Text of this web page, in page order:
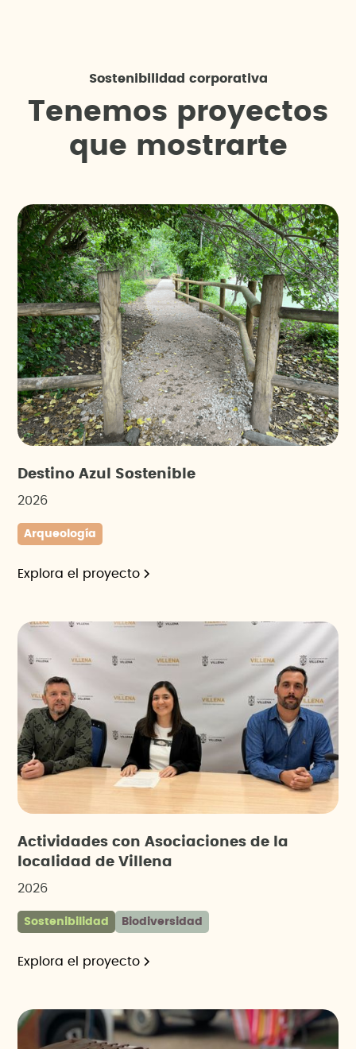
Sostenibilidad corporativa
Tenemos proyectos
que mostrarte
Destino Azul Sostenible
2026
Arqueología
Explora el proyecto
Actividades con Asociaciones de la
localidad de Villena
2026
Sostenibilidad Biodiversidad
Explora el proyecto